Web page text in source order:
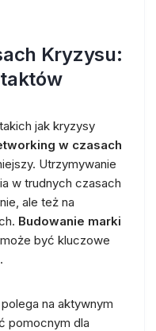
Kryzysu:
jak kryzysy
w czasach
Utrzymywanie
w trudnych czasach
ale też na
Budowanie marki
być kluczowe
na aktywnym
pomocnym dla